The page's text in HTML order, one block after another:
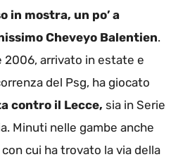
in mostra, un po’ a
Cheveyo Balentien.
2006, arrivato in estate e
del Psg, ha giocato
contro il Lecce, sia in Serie
Minuti nelle gambe anche
cui ha trovato la via della